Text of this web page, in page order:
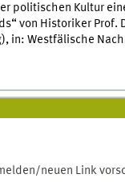
politischen Kultur
von Historiker Prof.
in: Westfälische
neuen Link